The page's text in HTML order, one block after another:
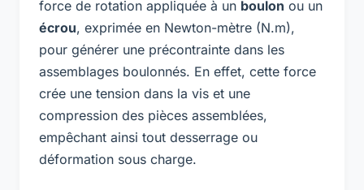
force de rotation appliquée à un boulon ou un
écrou, exprimée en Newton-mètre (N.m),
pour générer une précontrainte dans les
assemblages boulonnés. En effet, cette force
crée une tension dans la vis et une
compression des pièces assemblées,
empêchant ainsi tout desserrage ou
déformation sous charge.